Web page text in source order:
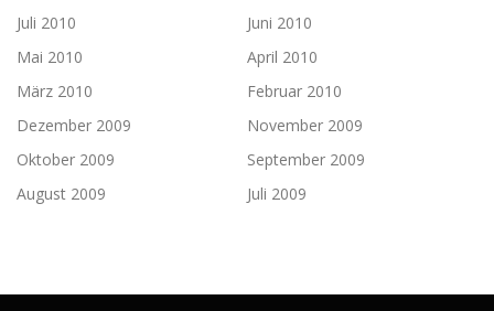
Juli 2010
Juni 2010
Mai 2010
April 2010
März 2010
Februar 2010
Dezember 2009
November 2009
Oktober 2009
September 2009
August 2009
Juli 2009